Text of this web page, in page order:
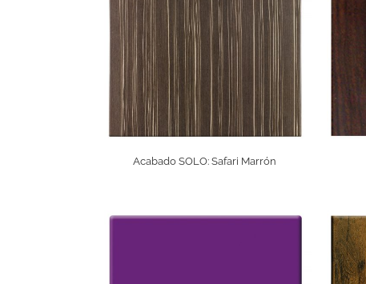
Acabado SOLO: Safari Marrón